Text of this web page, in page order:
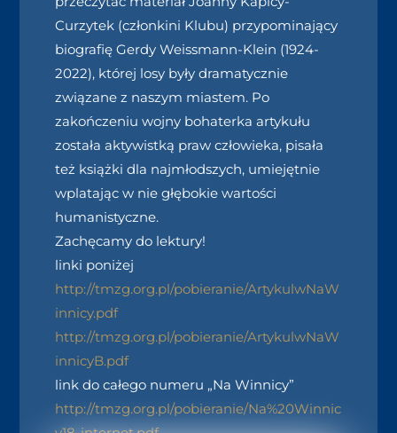
Curzytek (członkini Klubu) przypominający
biografię Gerdy Weissmann-Klein (1924-
2022), której losy były dramatycznie
związane z naszym miastem. Po
zakończeniu wojny bohaterka artykułu
została aktywistką praw człowieka, pisała
też książki dla najmłodszych, umiejętnie
wplatając w nie głębokie wartości
humanistyczne.
Zachęcamy do lektury!
linki poniżej
http://tmzg.org.pl/pobieranie/ArtykulwNaW
innicy.pdf
http://tmzg.org.pl/pobieranie/ArtykulwNaW
innicyB.pdf
link do całego numeru „Na Winnicy”
http://tmzg.org.pl/pobieranie/Na%20Winnic